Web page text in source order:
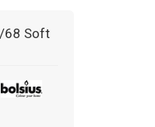
68 Soft